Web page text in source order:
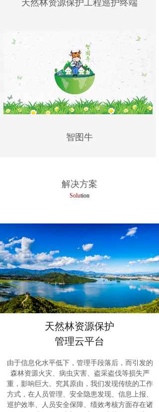
智图牛
天然林资源保护工程巡护终端
解决方案
Solution
天然林资源保护
管理云平台
由于信息化水平低下，管理手段落后，而引发的
森林资源火灾、病虫灾害、盗采盗伐等损失严
重，影响巨大。究其原由，我们发现传统的工作
方式，在人员管理、安全隐患发现、信息上报、
巡护效率、人员安全保障、绩效考核方面存在诸
建设更有科技含量的绿水青山